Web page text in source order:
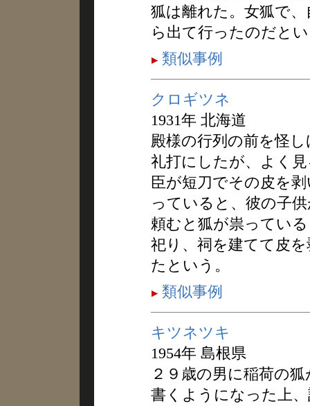
狐は離れた。女狐で
ら出て行ったのだと
類似事例
クロギツネ
1931年 北海道
殿様の行列の前を怪
礼打にしたが、よく
臣が短刀でその皮を
っていると、彼の子
頼むと狐が祟ってい
祀り、祠を建てて皮
たという。
類似事例
キツネツキ
1954年 島根県
２９歳の男に稲荷の
書くようになった上